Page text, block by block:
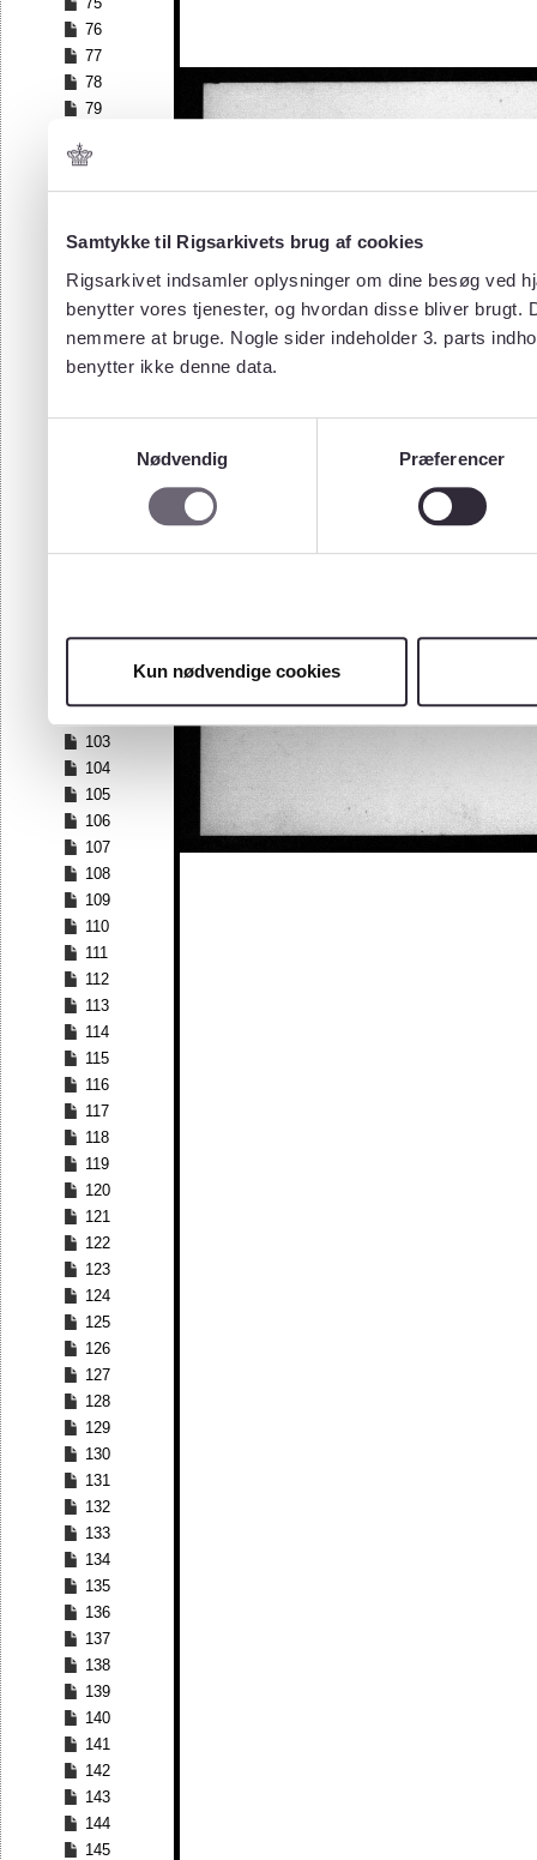
Samtykke til Rigsarkivets brug af cookies
Rigsarkivet indsamler oplysninger om dine besøg ved
benytter vores tjenester, og hvordan disse bliver
nemmere at bruge. Nogle sider indeholder 3. parts
benytter ikke denne data.
Nødvendig
Præferencer
Kun nødvendige cookies
76
77
78
79
81
82
84
86
87
88
89
96
99
103
104
105
106
107
108
109
110
111
112
113
114
115
116
117
118
119
120
121
122
123
124
125
126
127
128
129
130
131
132
133
134
135
136
137
138
139
140
141
142
143
144
145